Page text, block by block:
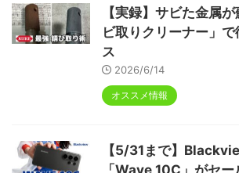
【実録】サビた金属
ビ取りクリーナー」
ス
2026/6/14
オススメ情報
【5/31まで】
「Wave 10C」がセ